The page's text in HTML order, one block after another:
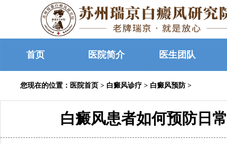
首页 医院简介 医生团队
您现在的位置： 医院首页 > 白癜风诊疗 > 白癜风预防>
白癜风患者如何预防日